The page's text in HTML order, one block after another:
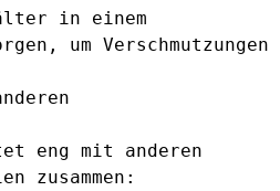
in einem
um Verschmutzungen
eng mit anderen
zusammen: